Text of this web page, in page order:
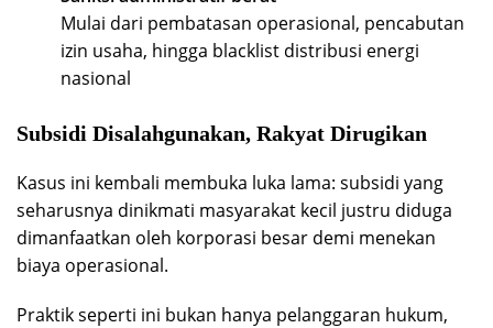
Mulai dari pembatasan operasional, pencabutan
izin usaha, hingga blacklist distribusi energi
nasional
Subsidi Disalahgunakan, Rakyat Dirugikan
Kasus ini kembali membuka luka lama: subsidi yang
seharusnya dinikmati masyarakat kecil justru diduga
dimanfaatkan oleh korporasi besar demi menekan
biaya operasional.
Praktik seperti ini bukan hanya pelanggaran hukum,